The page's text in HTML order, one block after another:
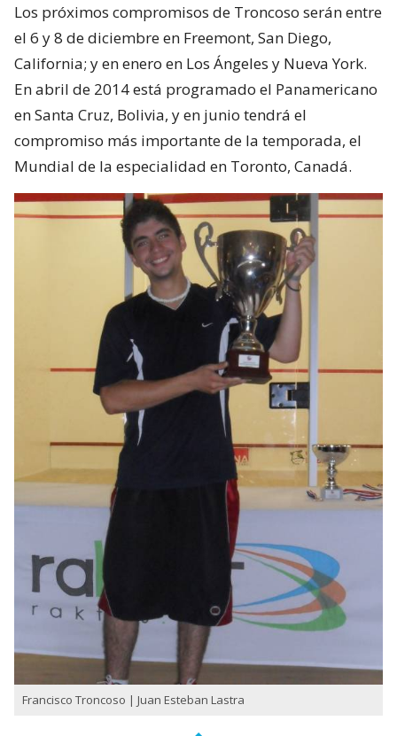
Los próximos compromisos de Troncoso serán entre
el 6 y 8 de diciembre en Freemont, San Diego,
California; y en enero en Los Ángeles y Nueva York.
En abril de 2014 está programado el Panamericano
en Santa Cruz, Bolivia, y en junio tendrá el
compromiso más importante de la temporada, el
Mundial de la especialidad en Toronto, Canadá.
Francisco Troncoso | Juan Esteban Lastra